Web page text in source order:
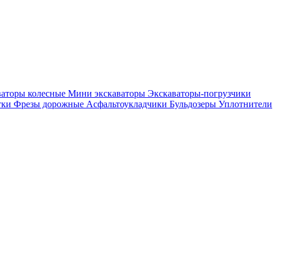
колесные Мини экскаваторы Экскаваторы-погрузчики
Фрезы дорожные Асфальтоукладчики Бульдозеры Уплотнители